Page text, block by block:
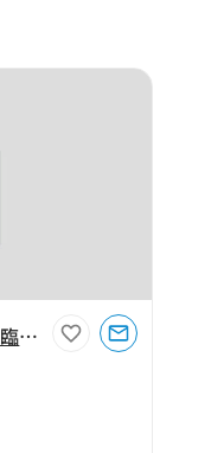
【東京都江戸川区】江戸川区臨海町4丁目141坪倉庫